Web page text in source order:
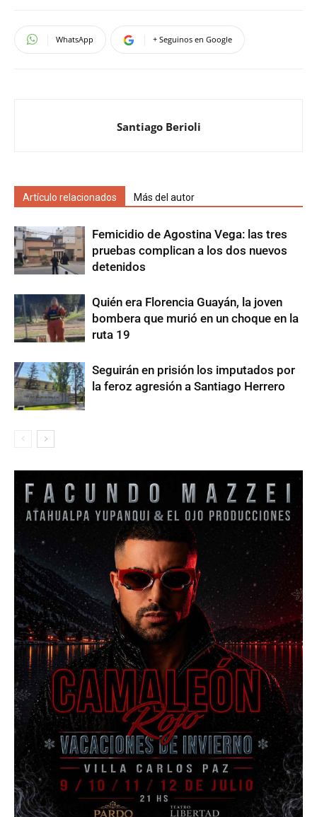
WhatsApp + Seguinos en Google
Santiago Berioli
Artículo relacionados Más del autor
Femicidio de Agostina Vega: las tres
pruebas complican a los dos nuevos
detenidos
Quién era Florencia Guayán, la joven
bombera que murió en un choque en la
ruta 19
Seguirán en prisión los imputados por
la feroz agresión a Santiago Herrero